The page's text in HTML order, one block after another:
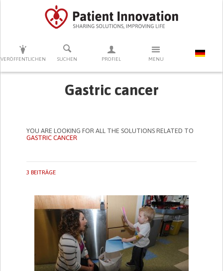
VERÖFFENTLICHEN SUCHEN PROFIEL MENU
DRÜCKEN SIE AUF ENTER UM DIE SUCHE ZU STARTEN
Gastric cancer
YOU ARE LOOKING FOR ALL THE SOLUTIONS RELATED TO
GASTRIC CANCER
3 BEITRÄGE